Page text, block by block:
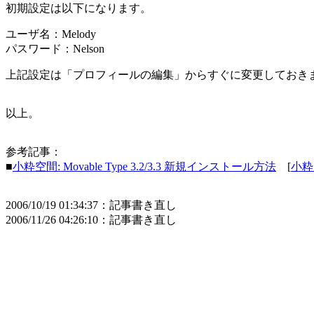
初期設定は以下になります。
ユーザ名：Melody
パスワード：Nelson
上記設定は「プロフィールの編集」からすぐに変更しておき
以上。
参考記事：
■小粋空間: Movable Type 3.2/3.3 新規インストール方法 [小
2006/10/19 01:34:37：記事書き直し
2006/11/26 04:26:10：記事書き直し